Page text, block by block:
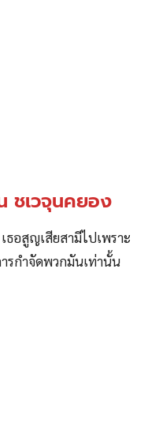
ชเวจุนคยอง
ธอสูญเสียสามีไปเพราะ
รกำจัดพวกมันเท่านั้น